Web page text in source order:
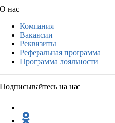
О нас
Компания
Вакансии
Реквизиты
Реферальная программа
Программа лояльности
Подписывайтесь на нас